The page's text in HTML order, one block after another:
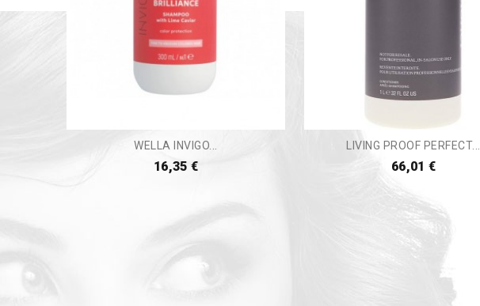
WELLA INVIGO...
16,35 €
LIVING PROOF PERFECT...
66,01 €